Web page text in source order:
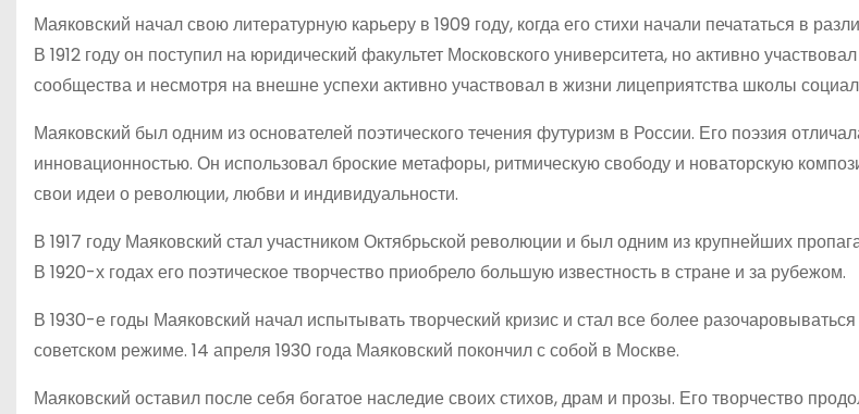
Маяковский начал свою литературную карьеру в 1909 году, когда его стихи начали печататься в
В 1912 году он поступил на юридический факультет Московского университета, но активно
сообщества и несмотря на внешне успехи активно участвовал в жизни лицеприятства школы
Маяковский был одним из основателей поэтического течения футуризм в России. Его поэзия
инновационностью. Он использовал броские метафоры, ритмическую свободу и новаторскую
свои идеи о революции, любви и индивидуальности.
В 1917 году Маяковский стал участником Октябрьской революции и был одним из крупнейших
В 1920-х годах его поэтическое творчество приобрело большую известность в стране и за рубежом.
В 1930-е годы Маяковский начал испытывать творческий кризис и стал все более
советском режиме. 14 апреля 1930 года Маяковский покончил с собой в Москве.
Маяковский оставил после себя богатое наследие своих стихов, драм и прозы. Его творчество